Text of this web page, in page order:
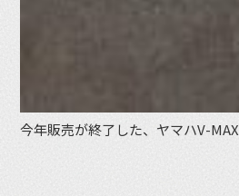
今年販売が終了した、ヤマハV-MAX